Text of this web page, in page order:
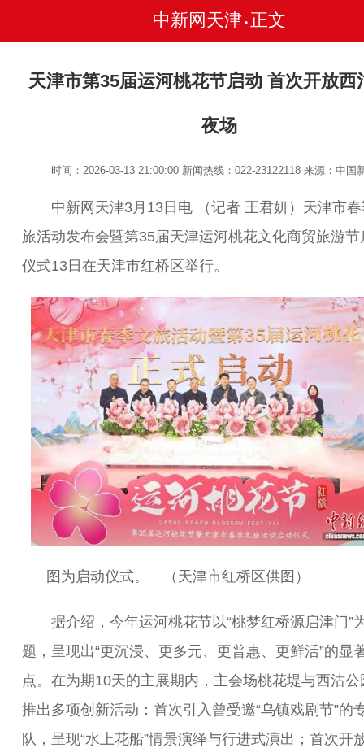
中新网天津 • 正文
天津市第35届运河桃花节启动 首次开放西
夜场
时间：2026-03-13 21:00:00 新闻热线：022-23122118来源：中国
中新网天津3月13日电 （记者 王君妍）天津市春
旅活动发布会暨第35届天津运河桃花文化商贸旅游节
仪式13日在天津市红桥区举行。
图为启动仪式。 （天津市红桥区供图）
据介绍，今年运河桃花节以“桃梦红桥源启津门”
题，呈现出“更沉浸、更多元、更普惠、更鲜活”的显
点。在为期10天的主展期内，主会场桃花堤与西沽公
推出多项创新活动：首次引入曾受邀“乌镇戏剧节”的
队，呈现“水上花船”情景演绎与行进式演出；首次开